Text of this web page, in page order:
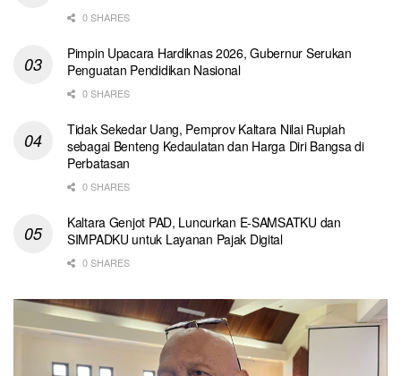
0 SHARES
Pimpin Upacara Hardiknas 2026, Gubernur Serukan
Penguatan Pendidikan Nasional
0 SHARES
Tidak Sekedar Uang, Pemprov Kaltara Nilai Rupiah
sebagai Benteng Kedaulatan dan Harga Diri Bangsa di
Perbatasan
0 SHARES
Kaltara Genjot PAD, Luncurkan E-SAMSATKU dan
SIMPADKU untuk Layanan Pajak Digital
0 SHARES